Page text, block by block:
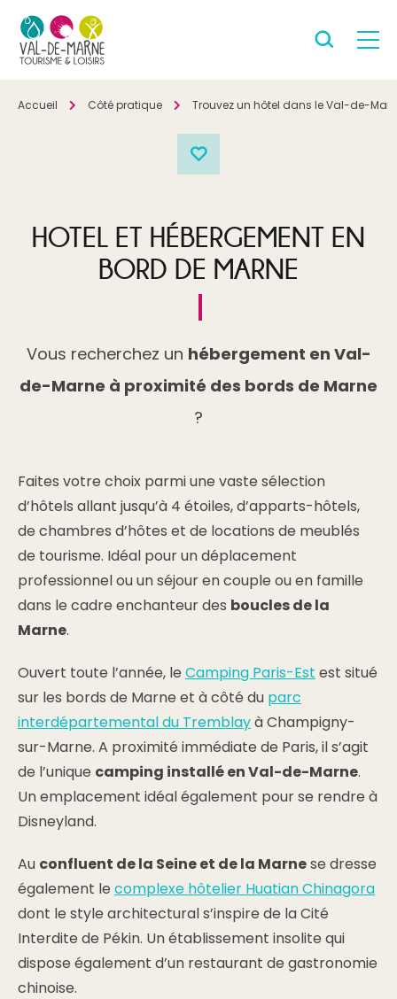
Accueil Côté pratique Trouvez un hôtel dans le Val-de-
HOTEL ET HÉBERGEMENT EN
BORD DE MARNE
Vous recherchez un hébergement en Val-
de-Marne à proximité des bords de Marne
?
Faites votre choix parmi une vaste sélection
d’hôtels allant jusqu’à 4 étoiles, d’apparts-hôtels,
de chambres d’hôtes et de locations de meublés
de tourisme. Idéal pour un déplacement
professionnel ou un séjour en couple ou en famille
dans le cadre enchanteur des boucles de la
Marne.
Ouvert toute l’année, le Camping Paris-Est est situé
sur les bords de Marne et à côté du parc
interdépartemental du Tremblayà Champigny-
sur-Marne. A proximité immédiate de Paris, il s’agit
de l’unique camping installé en Val-de-Marne.
Un emplacement idéal également pour se rendre à
Disneyland.
Au confluent de la Seine et de la Marnese dresse
également le complexe hôtelier Huatian Chinagora
dont le style architectural s’inspire de la Cité
Interdite de Pékin. Un établissement insolite qui
dispose également d’un restaurant de gastronomie
chinoise.